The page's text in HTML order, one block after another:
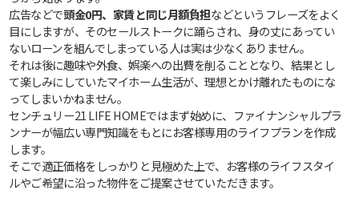
広告などで頭金0円、家賃と同じ月額負担などというフレーズをよく
目にしますが、そのセールストークに踊らされ、身の丈にあってい
ないローンを組んでしまっている人は実は少なくありません。
それは後に趣味や外食、娯楽への出費を削ることとなり、結果とし
て楽しみにしていたマイホーム生活が、理想とかけ離れたものにな
ってしまいかねません。
センチュリー21 LIFE HOMEではまず始めに、ファイナンシャルプラ
ンナーが幅広い専門知識をもとにお客様専用のライフプランを作成
します。
そこで適正価格をしっかりと見極めた上で、お客様のライフスタイ
ルやご希望に沿った物件をご提案させていただきます。